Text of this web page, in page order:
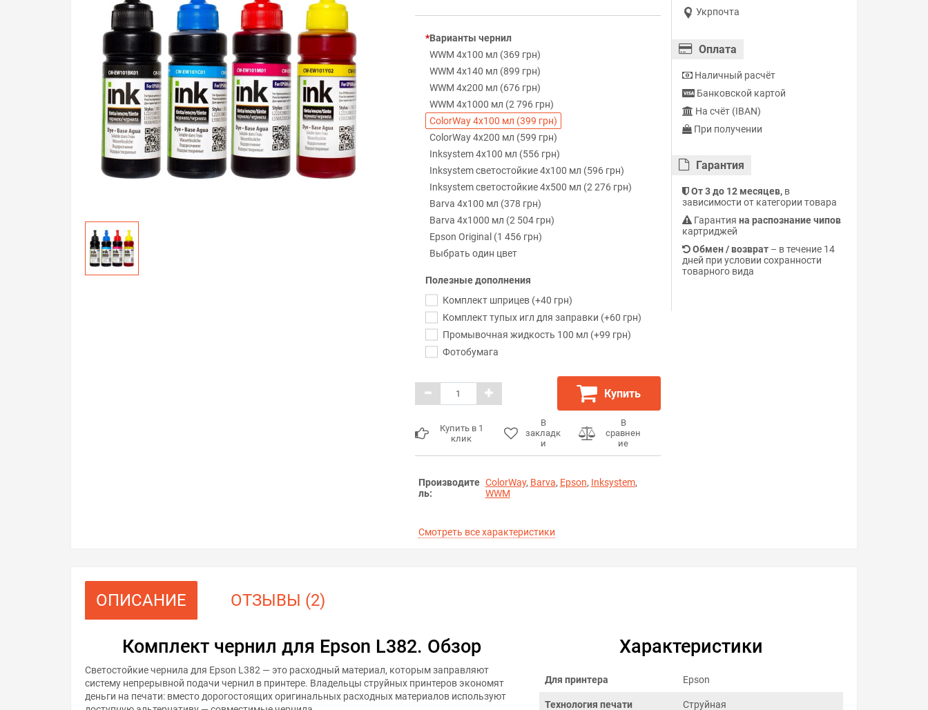
Варианты чернил
WWM 4х100 мл (369 грн)
WWM 4х140 мл (899 грн)
WWM 4х200 мл (676 грн)
WWM 4х1000 мл (2 796 грн)
ColorWay 4х100 мл (399 грн)
ColorWay 4х200 мл (599 грн)
Inksystem 4х100 мл (556 грн)
Inksystem светостойкие 4х100 мл (596 грн)
Inksystem светостойкие 4х500 мл (2 276 грн)
Barva 4х100 мл (378 грн)
Barva 4х1000 мл (2 504 грн)
Epson Original (1 456 грн)
Выбрать один цвет
Полезные дополнения
Комплект шприцев (+40 грн)
Комплект тупых игл для заправки (+60 грн)
Промывочная жидкость 100 мл (+99 грн)
Фотобумага
Купить
Купить в 1
клик
В
закладк
и
В
сравнен
ие
Производите
ль:
ColorWay, Barva, Epson, Inksystem,
WWM
Смотреть все характеристики
Укрпочта
Оплата
Наличный расчёт
Банковской картой
На счёт (IBAN)
При получении
Гарантия
От 3 до 12 месяцев,в
зависимости от категории товара
Гарантия на распознание чипов
картриджей
Обмен / возврат– в течение 14
дней при условии сохранности
товарного вида
ОПИСАНИЕ ОТЗЫВЫ (2)
Комплект чернил для Epson L382. Обзор
Светостойкие чернила для Epson L382 — это расходный материал, которым заправляют
систему непрерывной подачи чернил в принтере. Владельцы струйных принтеров экономят
деньги на печати: вместо дорогостоящих оригинальных расходных материалов используют
Характеристики
Для принтера Epson
Технология печати Струйная